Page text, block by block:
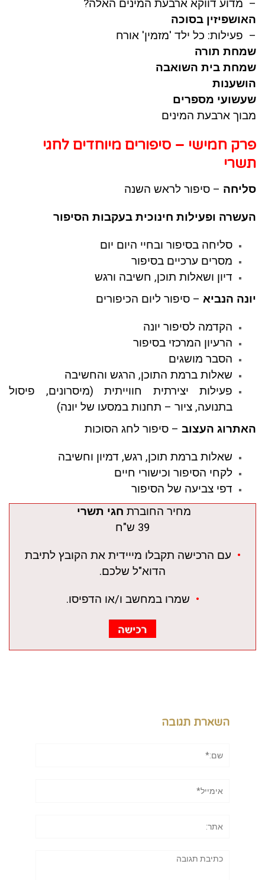
– מדוע דווקא ארבעת המינים האלה?
האושפיזין בסוכה
– פעילות: כל ילד 'מזמין' אורח
שמחת תורה
שמחת בית השואבה
הושענות
שעשועי מספרים
מבוך ארבעת המינים
פרק חמישי – סיפורים מיוחדים לחגי
תשרי
סליחה – סיפור לראש השנה
העשרה ופעילות חינוכית בעקבות הסיפור
סליחה בסיפור ובחיי היום יום
מסרים ערכיים בסיפור
דיון ושאלות תוכן, חשיבה ורגש
יונה הנביא – סיפור ליום הכיפורים
הקדמה לסיפור יונה
הרעיון המרכזי בסיפור
הסבר מושגים
שאלות ברמת התוכן, הרגש והחשיבה
פעילות יצירתית חווייתית (מיסרונים, פיסול
בתנועה, ציור – תחנות במסעו של יונה)
האתרוג העצוב – סיפור לחג הסוכות
שאלות ברמת תוכן, רגש, דמיון וחשיבה
לקחי הסיפור וכישורי חיים
דפי צביעה של הסיפור
מחיר החוברת חגי תשרי
39 ש"ח
• עם הרכישה תקבלו מייידית את הקובץ לתיבת
הדוא"ל שלכם.
• שמרו במחשב ו/או הדפיסו.
השארת תגובה